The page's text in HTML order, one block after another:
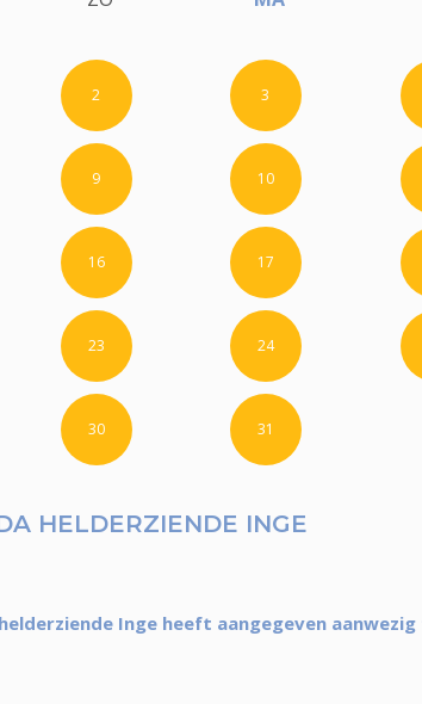
2 3
9 10
16 17
23 24
30 31
HELDERZIENDE INGE
helderziende Inge heeft aangegeven